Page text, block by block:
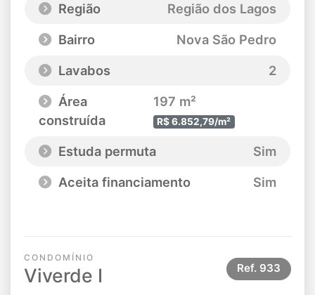
Região
Região dos Lagos
Bairro
Nova São Pedro
Lavabos
2
Área
construída
197 m²
R$ 6.852,79/m²
Estuda permuta
Sim
Aceita financiamento
Sim
CONDOMÍNIO
Viverde I Ref. 933